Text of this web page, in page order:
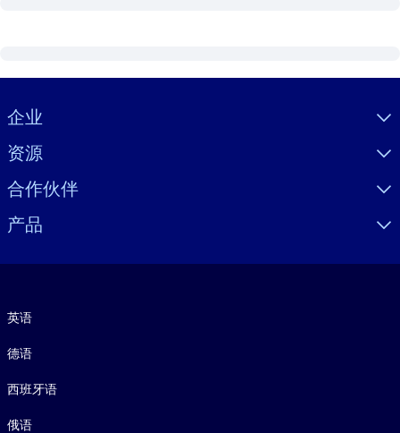
Visually hidden Text
企业
资源
合作伙伴
产品
英语
德语
西班牙语
俄语